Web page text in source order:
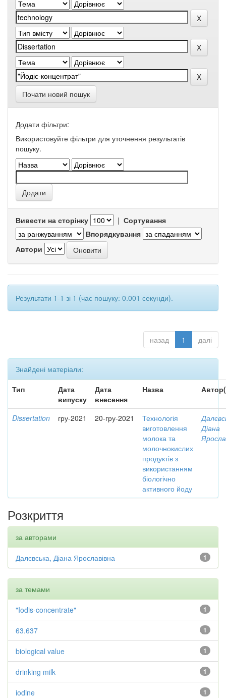
Почати новий пошук
Додати фільтри:
Використовуйте фільтри для уточнення результатів
пошуку.
Вивести на сторінку | Сортування
Впорядкування
Автори
Результати 1-1 зі 1 (час пошуку: 0.001 секунди).
назад 1 далі
Знайдені матеріали:
Тип
Дата
випуску
Дата
внесення
Назва
Dissertation гру-2021 20-гру-2021
Технологія
виготовлення
молока та
молочнокислих
продуктів з
використанням
біологічно
активного йоду
Діана
Розкриття
за авторами
1
Далєвська, Діана Ярославівна
за темами
1
"Iodis-concentrate"
1
63.637
1
biological value
1
drinking milk
1
iodine